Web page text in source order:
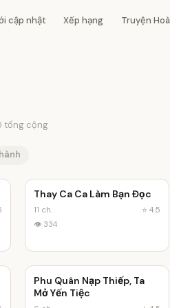
cập nhật Xếp hạng Truyện
tổng cộng
✓ Hoàn thành
Thay Ca Ca Làm Bạn Đọc
11 ch. ⭐ 4.5
👁 334
✓ Hoàn thành
Phu Quân Nạp Thiếp, Ta
Mở Yến Tiệc